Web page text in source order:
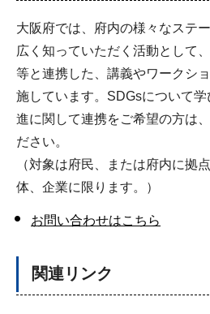
大阪府では、府内の様々なステ
広く知っていただく活動として
等と連携した、講義やワークシ
施しています。SDGsについて
進に関して連携をご希望の方は
ださい。
（対象は府民、または府内に拠
体、企業に限ります。）
お問い合わせはこちら
関連リンク